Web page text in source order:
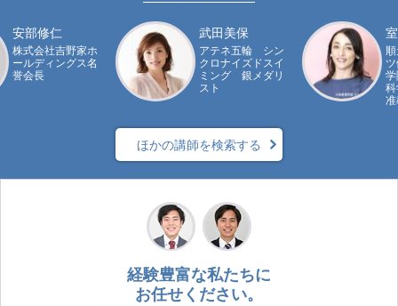
安部修仁
株式会社吉野家ホ
ールディングス名
誉会長
武田美保
アテネ五輪 シン
クロナイズドスイ
ミング 銀メダリ
スト
ほかの講師を検索する
経験豊富な私たちに
お任せください。